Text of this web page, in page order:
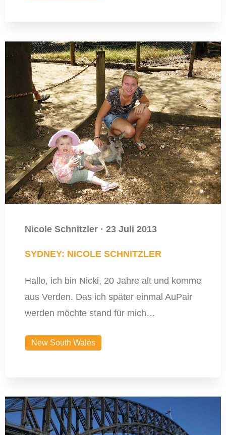
Nicole Schnitzler · 23 Juli 2013
SYDNEY: NICOLE SCHNITZLER
Hallo, ich bin Nicki, 20 Jahre alt und komme
aus Verden. Das ich später einmal AuPair
werden möchte stand für mich…
New South Wales